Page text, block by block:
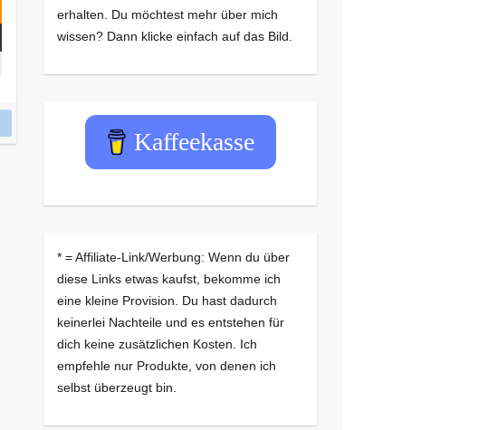
erhalten. Du möchtest mehr über mich
wissen? Dann klicke einfach auf das Bild.
Kaffeekasse
* = Affiliate-Link/Werbung: Wenn du über
diese Links etwas kaufst, bekomme ich
eine kleine Provision. Du hast dadurch
keinerlei Nachteile und es entstehen für
dich keine zusätzlichen Kosten. Ich
empfehle nur Produkte, von denen ich
selbst überzeugt bin.